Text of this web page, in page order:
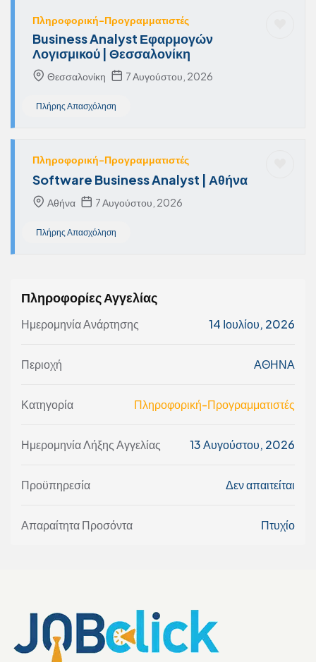
Πληροφορική-Προγραμματιστές
Business Analyst Εφαρμογών
Λογισμικού | Θεσσαλονίκη
Θεσσαλονίκη 7 Αυγούστου, 2026
Πλήρης Απασχόληση
Πληροφορική-Προγραμματιστές
Software Business Analyst | Αθήνα
Αθήνα 7 Αυγούστου, 2026
Πλήρης Απασχόληση
Πληροφορίες Αγγελίας
Ημερομηνία Ανάρτησης 14 Ιουλίου, 2026
Περιοχή ΑΘΗΝΑ
Κατηγορία Πληροφορική-Προγραμματιστές
Ημερομηνία Λήξης Αγγελίας 13 Αυγούστου, 2026
Προϋπηρεσία Δεν απαιτείται
Απαραίτητα Προσόντα Πτυχίο